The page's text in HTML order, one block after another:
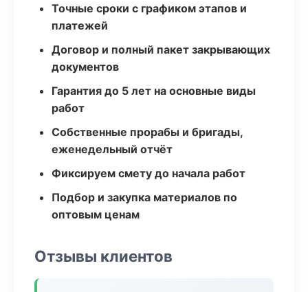
Точные сроки с графиком этапов и
платежей
Договор и полный пакет закрывающих
документов
Гарантия до 5 лет на основные виды
работ
Собственные прорабы и бригады,
еженедельный отчёт
Фиксируем смету до начала работ
Подбор и закупка материалов по
оптовым ценам
Отзывы клиентов